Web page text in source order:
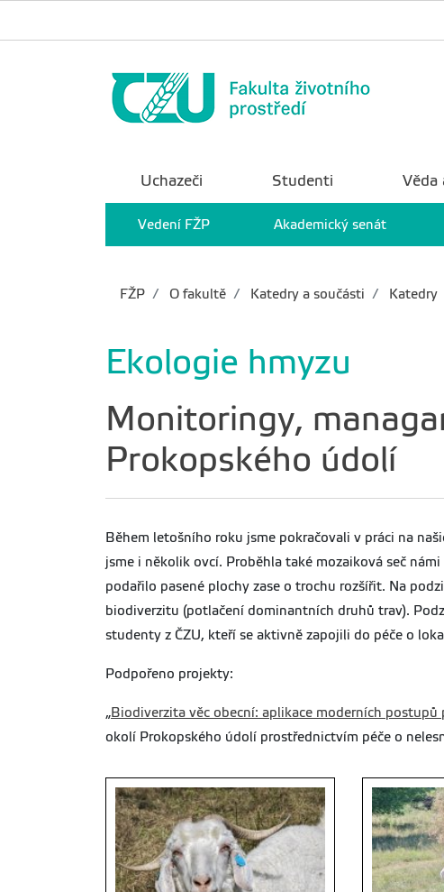
Uchazeči Studenti Věda
Vedení FŽP Akademický senát
FŽP O fakultě Katedry a součásti Katedry
Ekologie hmyzu
Monitoringy,
Prokopského údolí
Během letošního roku jsme pokračovali v práci na
jsme i několik ovcí. Proběhla také mozaiková seč
podařilo pasené plochy zase o trochu rozšířit. Na
biodiverzitu (potlačení dominantních druhů trav).
studenty z ČZU, kteří se aktivně zapojili do péče o
Podpořeno projekty:
„Biodiverzita věc obecní: aplikace moderních
okolí Prokopského údolí prostřednictvím péče o